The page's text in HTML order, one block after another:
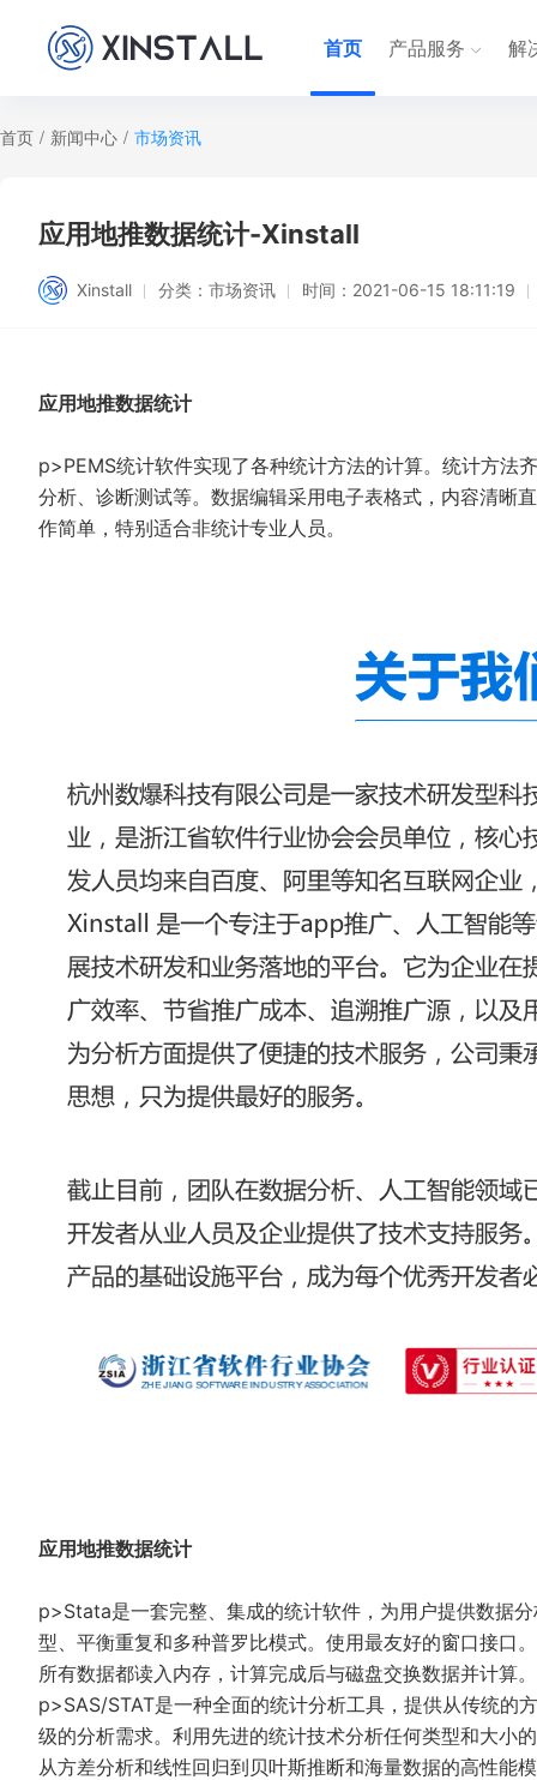
首页 产品服务 解
首页 / 新闻中心 / 市场资讯
应用地推数据统计-Xinstall
Xinstall 分类： 市场资讯 时间： 2021-06-15 18:11:19
应用地推数据统计
p>PEMS统计软件实现了各种统计方法的计算。统计方法
分析、诊断测试等。数据编辑采用电子表格式，内容清晰
作简单，特别适合非统计专业人员。
应用地推数据统计
p>Stata是一套完整、集成的统计软件，为用户提供数据
型、平衡重复和多种普罗比模式。使用最友好的窗口接口
所有数据都读入内存，计算完成后与磁盘交换数据并计算。
p>SAS/STAT是一种全面的统计分析工具，提供从传统的
级的分析需求。利用先进的统计技术分析任何类型和大小
从方差分析和线性回归到贝叶斯推断和海量数据的高性能